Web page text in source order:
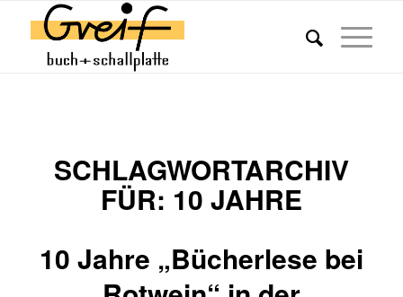
SCHLAGWORTARCHIV
FÜR: 10 JAHRE
10 Jahre „Bücherlese bei